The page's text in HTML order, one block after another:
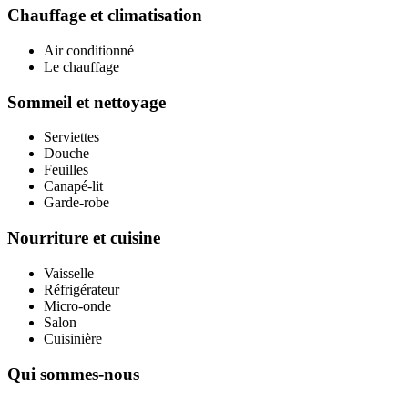
Chauffage et climatisation
Air conditionné
Le chauffage
Sommeil et nettoyage
Serviettes
Douche
Feuilles
Canapé-lit
Garde-robe
Nourriture et cuisine
Vaisselle
Réfrigérateur
Micro-onde
Salon
Cuisinière
Qui sommes-nous